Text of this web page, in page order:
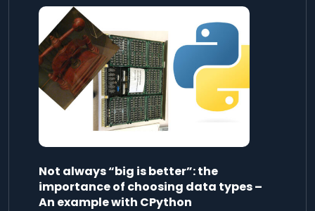
Not always “big is better”: the
importance of choosing data types –
An example with CPython